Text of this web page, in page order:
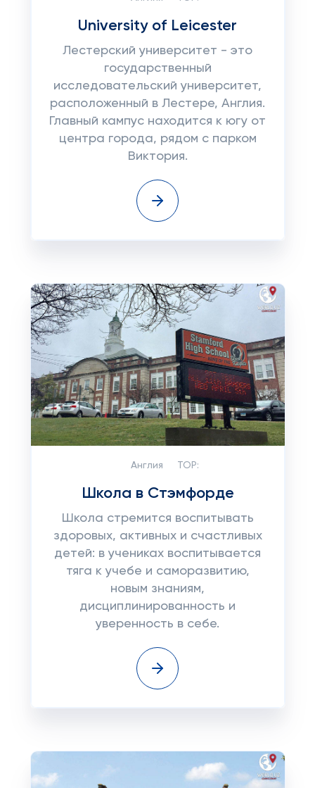
University of Leicester
Лестерский университет - это
государственный
исследовательский университет,
расположенный в Лестере, Англия.
Главный кампус находится к югу от
центра города, рядом с парком
Виктория.
Англия TOP:
Школа в Стэмфорде
Школа стремится воспитывать
здоровых, активных и счастливых
детей: в учениках воспитывается
тяга к учебе и саморазвитию,
новым знаниям,
дисциплинированность и
уверенность в себе.